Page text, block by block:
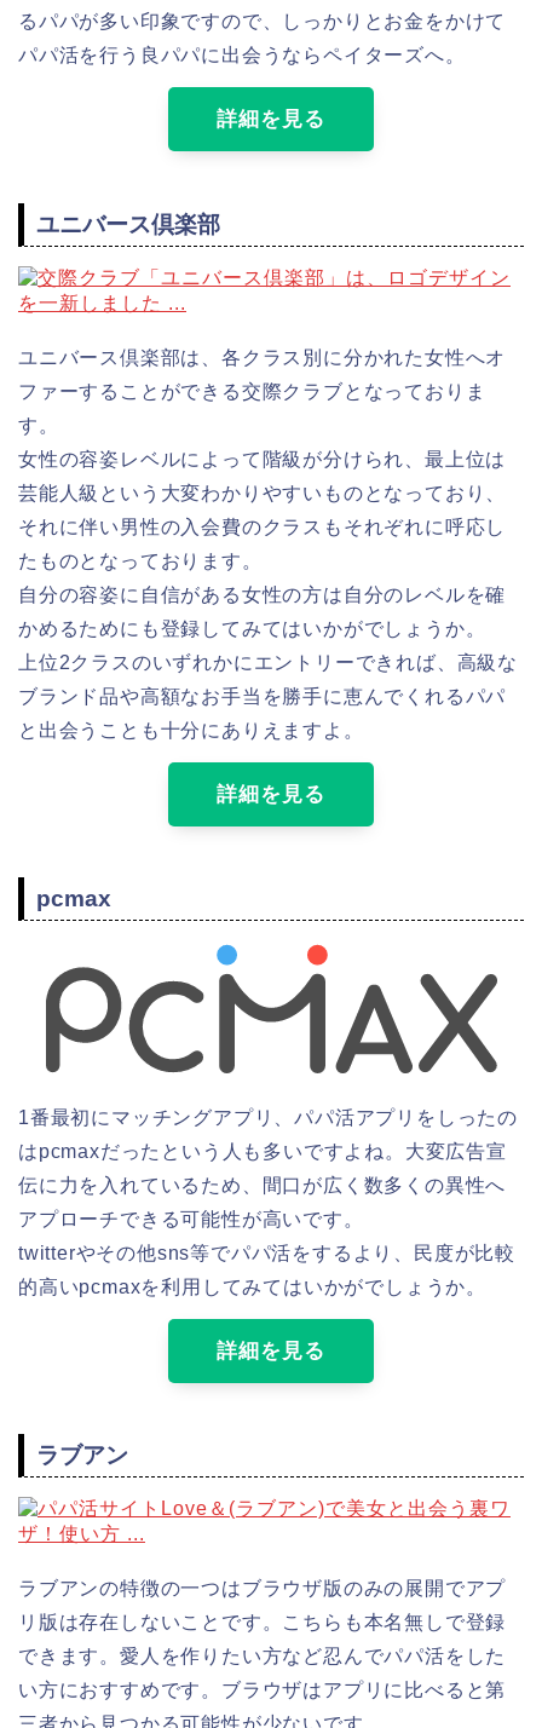
るパパが多い印象ですので、しっかりとお金をかけて
パパ活を行う良パパに出会うならペイターズへ。
詳細を見る
ユニバース倶楽部
ユニバース倶楽部は、各クラス別に分かれた女性へオ
ファーすることができる交際クラブとなっておりま
す。
女性の容姿レベルによって階級が分けられ、最上位は
芸能人級という大変わかりやすいものとなっており、
それに伴い男性の入会費のクラスもそれぞれに呼応し
たものとなっております。
自分の容姿に自信がある女性の方は自分のレベルを確
かめるためにも登録してみてはいかがでしょうか。
上位2クラスのいずれかにエントリーできれば、高級な
ブランド品や高額なお手当を勝手に恵んでくれるパパ
と出会うことも十分にありえますよ。
詳細を見る
pcmax
1番最初にマッチングアプリ、パパ活アプリをしったの
はpcmaxだったという人も多いですよね。大変広告宣
伝に力を入れているため、間口が広く数多くの異性へ
アプローチできる可能性が高いです。
twitterやその他sns等でパパ活をするより、民度が比較
的高いpcmaxを利用してみてはいかがでしょうか。
詳細を見る
ラブアン
ラブアンの特徴の一つはブラウザ版のみの展開でアプ
リ版は存在しないことです。こちらも本名無しで登録
できます。愛人を作りたい方など忍んでパパ活をした
い方におすすめです。ブラウザはアプリに比べると第